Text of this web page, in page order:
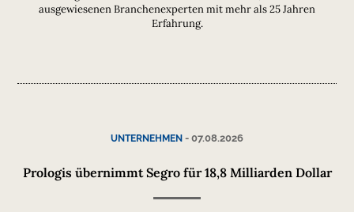
ausgewiesenen Branchenexperten mit mehr als 25 Jahren
Erfahrung.
UNTERNEHMEN - 07.08.2026
Prologis übernimmt Segro für 18,8 Milliarden Dollar